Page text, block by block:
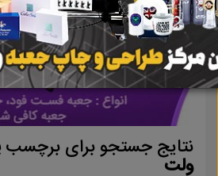
نتایج جستجو برای برچسب
ولت